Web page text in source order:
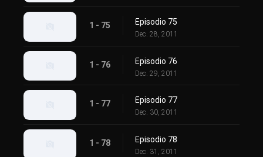
1 - 75 Episodio 75
Dec. 28, 2011
1 - 76 Episodio 76
Dec. 29, 2011
1 - 77 Episodio 77
Dec. 30, 2011
1 - 78 Episodio 78
Dec. 31, 2011